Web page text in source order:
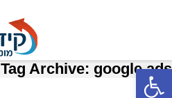
פתח סרגל נגישות
Tag Archive: google ads